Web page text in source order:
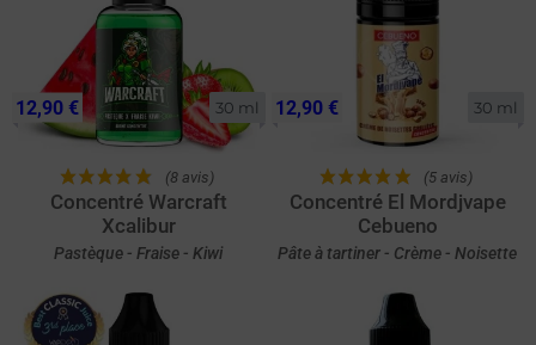
30 ml
(8 avis)
Concentré Warcraft
Xcalibur
Pastèque - Fraise - Kiwi
12,90 € 30 ml
(5 avis)
Concentré El Mordjvape
Cebueno
Pâte à tartiner - Crème - Noisette
12,90 €